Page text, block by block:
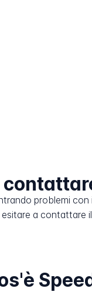
problemi
a contattare